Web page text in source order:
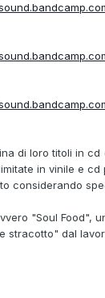
di loro titoli in cd
in vinile e cd
considerando
"Soul Food",
stracotto" dal